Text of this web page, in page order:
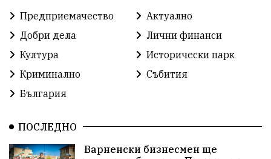
Североизточна България
Общинският съвет Провадия
Център за обслужване Модел „на едно гише“
Развитие на града
Знак за европейско наследство
Предприемачество
Актуално
Добри дела
Лични финанси
Култура
Исторически парк
Криминално
Събития
България
ПОСЛЕДНО
Варненски бизнесмен ще